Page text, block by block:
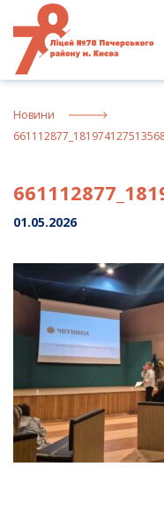
content
Новини
01.05.2026